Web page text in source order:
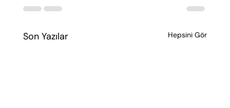
Son Yazılar Hepsini Gör